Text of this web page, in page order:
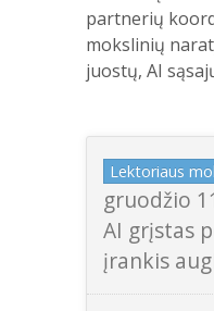
partnerių
mokslinių
juostų, AI
Lektoriaus
gruodžio
AI grįstas
įrankis